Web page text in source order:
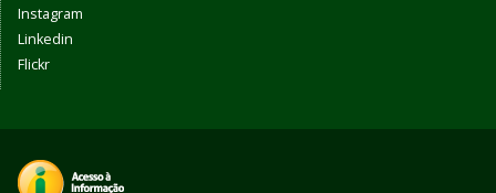
Instagram
Linkedin
Flickr